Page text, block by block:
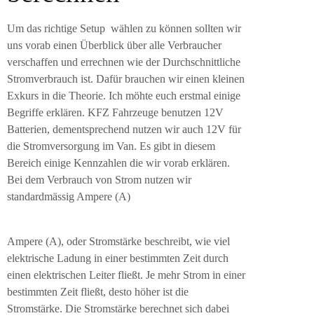
Um das richtige Setup wählen zu können sollten wir
uns vorab einen Überblick über alle Verbraucher
verschaffen und errechnen wie der Durchschnittliche
Stromverbrauch ist. Dafür brauchen wir einen kleinen
Exkurs in die Theorie. Ich möhte euch erstmal einige
Begriffe erklären. KFZ Fahrzeuge benutzen 12V
Batterien, dementsprechend nutzen wir auch 12V für
die Stromversorgung im Van. Es gibt in diesem
Bereich einige Kennzahlen die wir vorab erklären.
Bei dem Verbrauch von Strom nutzen wir
standardmässig Ampere (A)
Ampere (A), oder Stromstärke beschreibt, wie viel
elektrische Ladung in einer bestimmten Zeit durch
einen elektrischen Leiter fließt. Je mehr Strom in einer
bestimmten Zeit fließt, desto höher ist die
Stromstärke. Die Stromstärke berechnet sich dabei